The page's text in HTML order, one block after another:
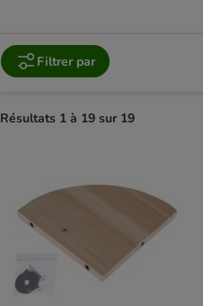
Filtrer par
Résultats 1 à 19 sur 19